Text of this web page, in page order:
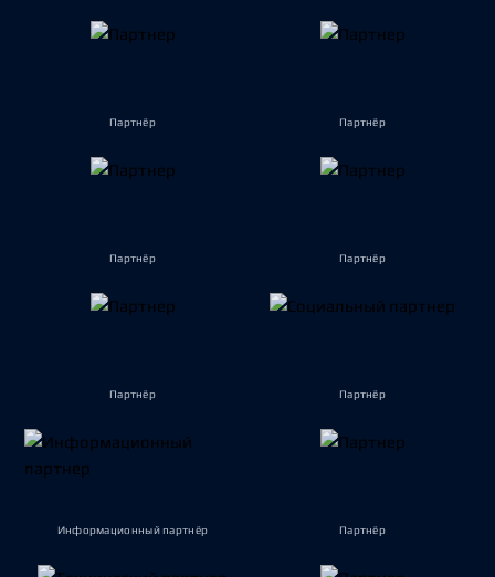
Партнёр Партнёр
Партнёр Партнёр
Партнёр Партнёр
Информационный партнёр Партнёр